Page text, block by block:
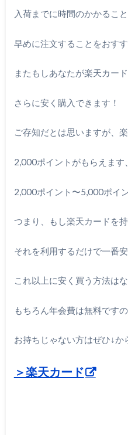
入荷までに時間のかかるこ
早めに注文することをおすす
またもしあなたが楽天カー
さらに安く購入できます！
ご存知だとは思いますが、
2,000ポイントがもらえます
2,000ポイント〜5,000ポイ
つまり、もし楽天カードを持
それを利用するだけで一番
これ以上に安く買う方法はな
もちろん年会費は無料ですの
お持ちじゃない方はぜひ↓か
＞楽天カード